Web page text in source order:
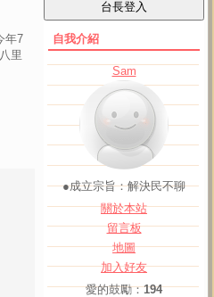
年7
里
自我介紹
Sam
●成立宗旨：解決民不聊
關於本站
留言板
地圖
加入好友
愛的鼓勵：194